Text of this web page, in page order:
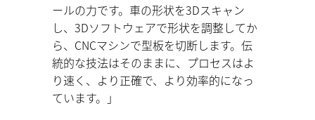
ールの力です。車の形状を3Dスキャン
し、3Dソフトウェアで形状を調整してか
ら、CNCマシンで型板を切断します。伝
統的な技法はそのままに、プロセスはよ
り速く、より正確で、より効率的になっ
ています。」